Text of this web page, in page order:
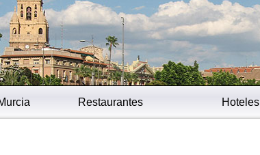
Restaurantes Hoteles